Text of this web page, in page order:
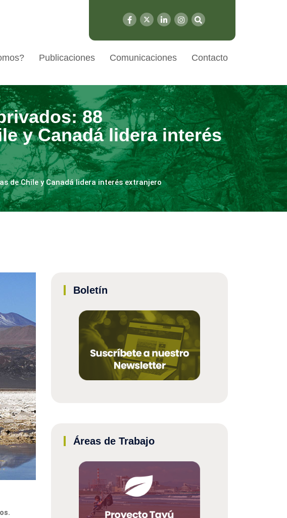
Publicaciones Comunicaciones Contacto
88
y Canadá lidera interés
de Chile y Canadá lidera interés extranjero
Boletín
Áreas de Trabajo